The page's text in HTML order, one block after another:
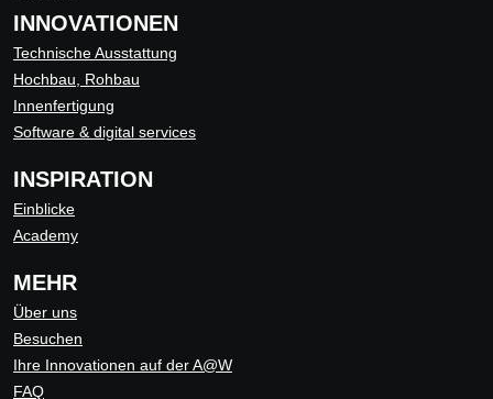
INNOVATIONEN
Technische Ausstattung
Hochbau, Rohbau
Innenfertigung
Software & digital services
INSPIRATION
Einblicke
Academy
MEHR
Über uns
Besuchen
Ihre Innovationen auf der A@W
FAQ